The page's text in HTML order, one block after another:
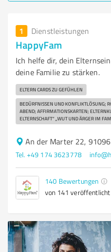
1 Dienstleistungen
HappyFam
Ich helfe dir, dein
deine Familie zu stärken.
ELTERN CARDS ZU GEFÜHLEN
BEDÜRFNISSEN UND KONFLIKTLÖSUNG;
ABEND; AFFIRMATIONSKARTEN;
ELTERNSCHAFT“ „WUT UND ÄRGER IM
An der Marter 22,
Tel. +49 174 3623778
140 Bewertungen
von 141 veröffentlicht